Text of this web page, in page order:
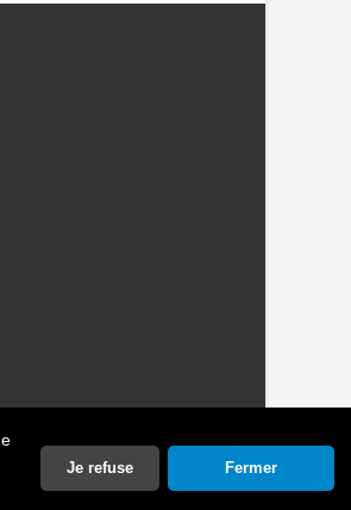
Je refuse Fermer
Politique de confidentialité